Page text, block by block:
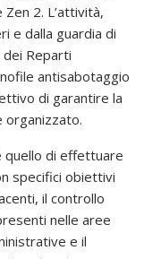
2. L’attività,
e dalla guardia di
Reparti
antisabotaggio
di garantire la
organizzato.
quello di effettuare
specifici obiettivi
il controllo
nelle aree
e il